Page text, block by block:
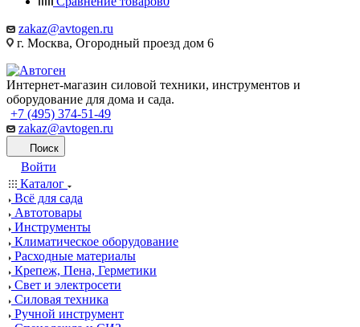
zakaz@avtogen.ru
г. Москва, Огородный проезд дом 6
Интернет-магазин силовой техники, инструментов и
оборудование для дома и сада.
+7 (495) 374-51-49
zakaz@avtogen.ru
Поиск
Войти
Каталог
Всё для сада
Автотовары
Инструменты
Климатическое оборудование
Расходные материалы
Крепеж, Пена, Герметики
Свет и электросети
Силовая техника
Ручной инструмент